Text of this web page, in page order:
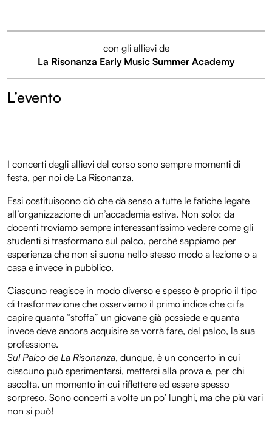
con gli allievi de
La Risonanza Early Music Summer Academy
L’evento
I concerti degli allievi del corso sono sempre momenti di
festa, per noi de La Risonanza.
Essi costituiscono ciò che dà senso a tutte le fatiche legate
all’organizzazione di un’accademia estiva. Non solo: da
docenti troviamo sempre interessantissimo vedere come gli
studenti si trasformano sul palco, perché sappiamo per
esperienza che non si suona nello stesso modo a lezione o a
casa e invece in pubblico.
Ciascuno reagisce in modo diverso e spesso è proprio il tipo
di trasformazione che osserviamo il primo indice che ci fa
capire quanta “stoffa” un giovane già possiede e quanta
invece deve ancora acquisire se vorrà fare, del palco, la sua
professione.
Sul Palco de La Risonanza, dunque, è un concerto in cui
ciascuno può sperimentarsi, mettersi alla prova e, per chi
ascolta, un momento in cui riflettere ed essere spesso
sorpreso. Sono concerti a volte un po’ lunghi, ma che più vari
non si può!